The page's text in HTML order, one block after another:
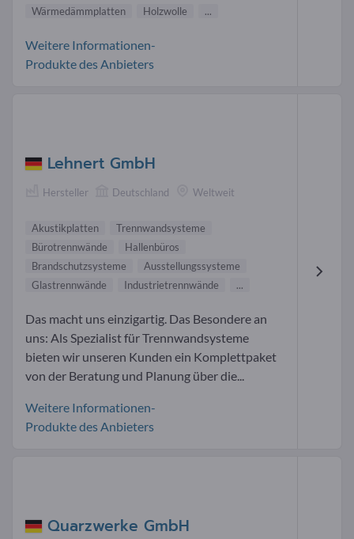
Wärmedämmplatten
Holzwolle ...
Weitere Informationen-
Produkte des Anbieters
Lehnert GmbH
Hersteller Deutschland Weltweit
Akustikplatten
Trennwandsysteme
Bürotrennwände
Hallenbüros
Brandschutzsysteme
Ausstellungssysteme
Glastrennwände
Industrietrennwände ...
Das macht uns einzigartig. Das Besondere an
uns: Als Spezialist für Trennwandsysteme
bieten wir unseren Kunden ein Komplettpaket
von der Beratung und Planung über die...
Weitere Informationen-
Produkte des Anbieters
Quarzwerke GmbH